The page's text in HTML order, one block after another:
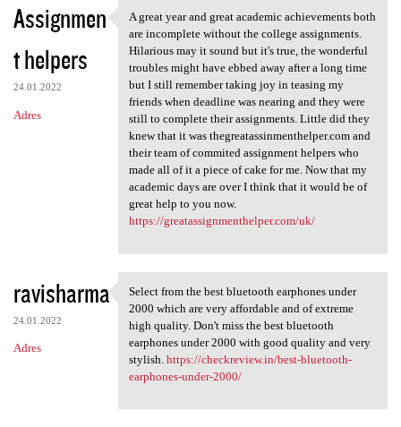
Assignmen
t helpers
24.01.2022
Adres
A great year and great
A great year and great academic achievements both
are incomplete without the college assignments.
Hilarious may it sound but it's true, the wonderful
troubles might have ebbed away after a long time
but I still remember taking joy in teasing my
friends when deadline was nearing and they were
still to complete their assignments. Little did they
knew that it was thegreatassinmenthelper.com and
their team of commited assignment helpers who
made all of it a piece of cake for me. Now that my
academic days are over I think that it would be of
great help to you now.
https://greatassignmenthelper.com/uk/
ravisharma
24.01.2022
Adres
Select from the best
Select from the best bluetooth earphones under
2000 which are very affordable and of extreme
high quality. Don't miss the best bluetooth
earphones under 2000 with good quality and very
stylish. https://checkreview.in/best-bluetooth-
earphones-under-2000/